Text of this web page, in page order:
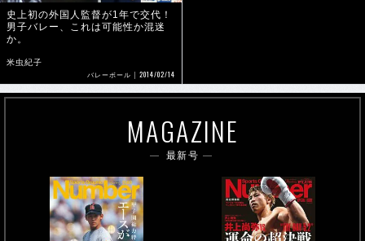
史上初の外国人監督が1年で交代！
男子バレー、これは可能性か混迷
か。
米虫紀子
バレーボール 2014/02/14
MAGAZINE
最新号